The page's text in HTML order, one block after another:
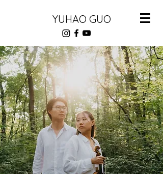
YUHAO GUO